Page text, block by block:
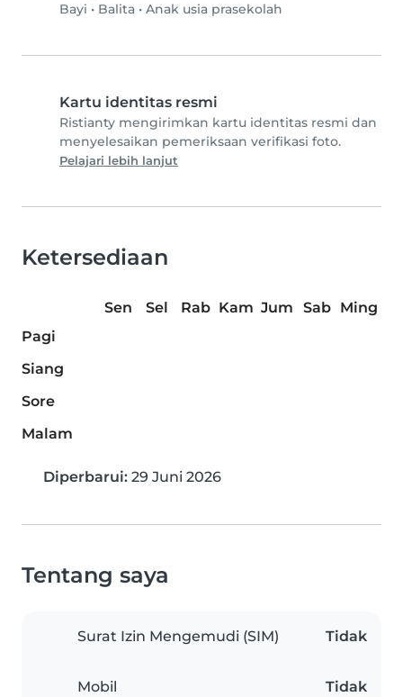
Bayi • Balita • Anak usia prasekolah
Kartu identitas resmi
Ristianty mengirimkan kartu identitas resmi dan
menyelesaikan pemeriksaan verifikasi foto.
Pelajari lebih lanjut
Ketersediaan
Sen Sel Rab Kam Jum Sab
Ming
Pagi
Siang
Sore
Malam
Diperbarui: 29 Juni 2026
Tentang saya
Surat Izin Mengemudi (SIM) Tidak
Mobil Tidak